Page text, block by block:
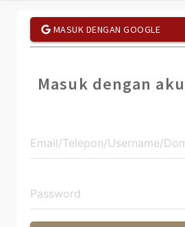
MASUK DENGAN GOOGLE
Masuk dengan